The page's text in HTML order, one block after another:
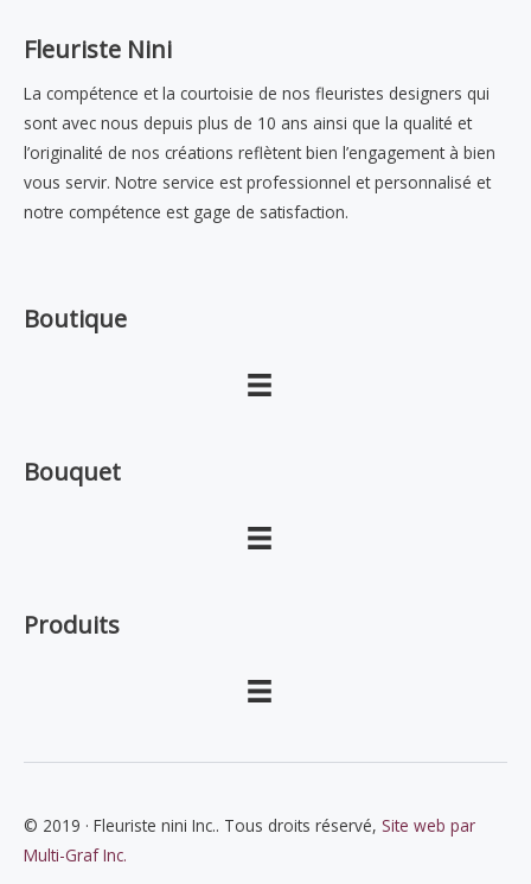
Fleuriste Nini
La compétence et la courtoisie de nos fleuristes designers qui
sont avec nous depuis plus de 10 ans ainsi que la qualité et
l’originalité de nos créations reflètent bien l’engagement à bien
vous servir. Notre service est professionnel et personnalisé et
notre compétence est gage de satisfaction.
Boutique
Bouquet
Produits
© 2019 · Fleuriste nini Inc.. Tous droits réservé, Site web par
Multi-Graf Inc.